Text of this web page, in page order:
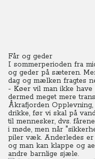
Får og geder
I sommerperioden fra
og geder på sæteren.
dag og mælken fragtes
- Køer vil man ikke
dermed meget mere
Åkrafjorden
drikke, før vi skal på
til mennesker, dvs.
i møde, men når
piler væk. Anderledes er
og man kan klappe og
andre barnlige sjæle.